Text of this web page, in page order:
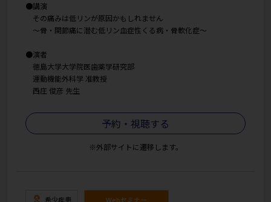
●講演
その痛みは低リンが原因かもしれません
〜骨・関節痛に潜む低リン血症性くる病・骨軟化症〜
●演者
徳島大学大学院医歯薬学研究部
運動機能外科学 准教授
西庄 俊彦 先生
予約・視聴する
※外部サイトに遷移します。
希少疾患 Webセミナー